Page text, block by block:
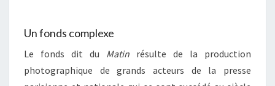
Un fonds complexe
Le fonds dit du Matin résulte de la production
photographique de grands acteurs de la presse